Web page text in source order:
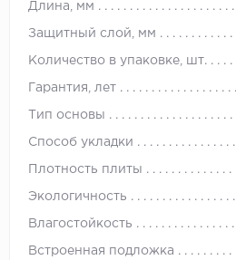
Длина, мм
Защитный слой, мм
Количество в упаковке, шт.
Гарантия, лет
Тип основы
Способ укладки
Плотность плиты
Экологичность
Влагостойкость
Встроенная подложка